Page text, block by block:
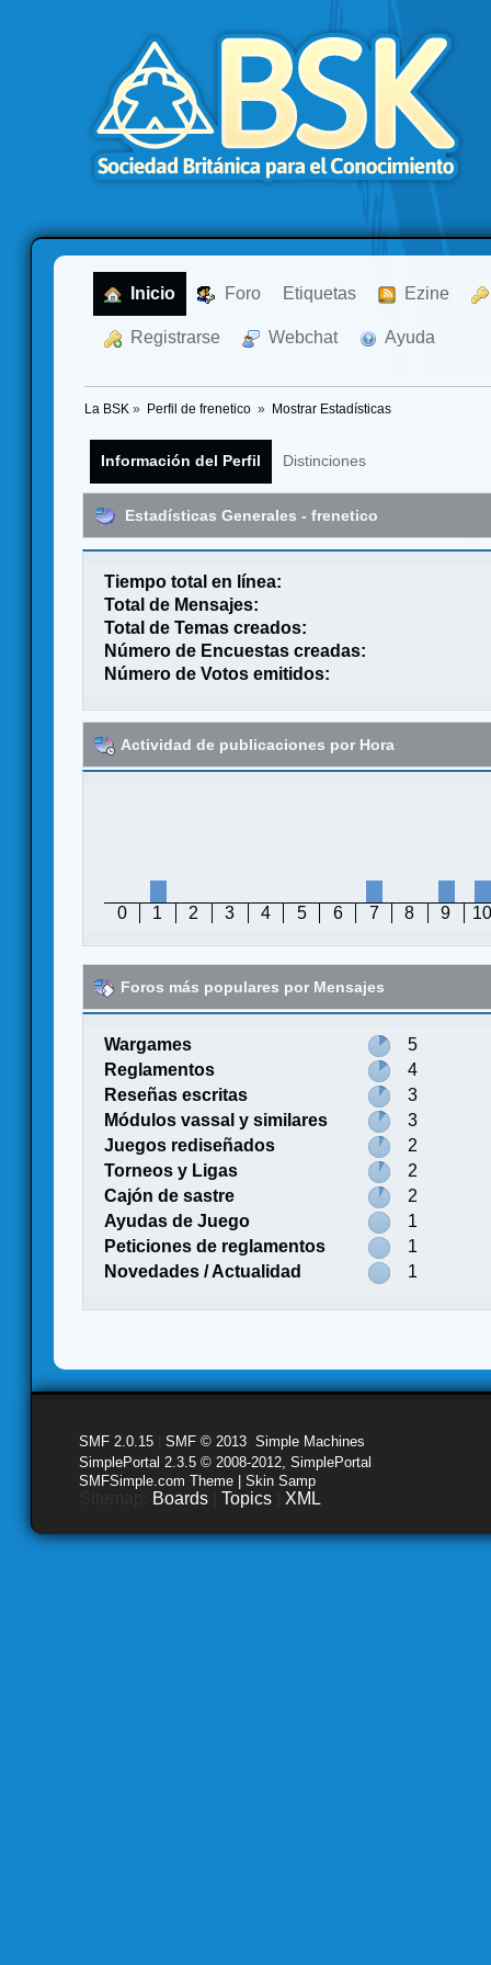
Inicio Foro Etiquetas Ezine
Registrarse Webchat Ayuda
La BSK » Perfil de frenetico » Mostrar Estadísticas
Información del Perfil Distinciones
Estadísticas Generales - frenetico
Tiempo total en línea:
Total de Mensajes:
Total de Temas creados:
Número de Encuestas creadas:
Número de Votos emitidos:
Actividad de publicaciones por Hora
0 1 2 3 4 5 6 7 8 9 10
Foros más populares por Mensajes
Wargames
5
Reglamentos
4
Reseñas escritas
3
Módulos vassal y similares
3
Juegos rediseñados
2
Torneos y Ligas
2
Cajón de sastre
2
Ayudas de Juego
1
Peticiones de reglamentos
1
Novedades / Actualidad
1
SMF 2.0.15 SMF © 2013 Simple Machines
SimplePortal 2.3.5 © 2008-2012, SimplePortal
SMFSimple.com Theme | Skin Samp
Boards Topics XML